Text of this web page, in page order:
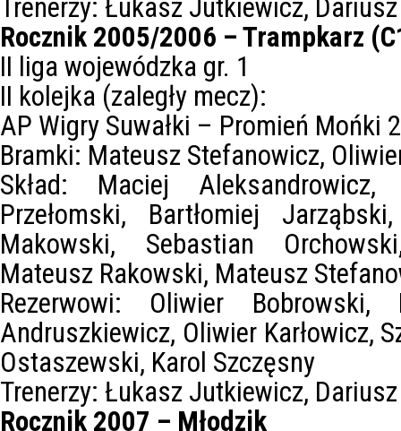
Trenerzy: Łukasz Jutkiewicz,
Rocznik 2005/2006 – Trampkarz
II liga wojewódzka gr. 1
II kolejka (zaległy mecz):
AP Wigry Suwałki – Promień Mońki
Bramki: Mateusz Stefanowicz,
Skład: Maciej
Przełomski, Bartłomiej
Makowski, Sebastian
Mateusz Rakowski, Mateusz
Rezerwowi: Oliwier
Andruszkiewicz, Oliwier Karłowicz,
Ostaszewski, Karol Szczęsny
Trenerzy: Łukasz Jutkiewicz,
Rocznik 2007 – Młodzik